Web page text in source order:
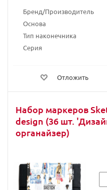
Бренд/Производитель
Основа
Тип наконечника
Серия
Отложить
Набор маркеров
design (36 шт.
органайзер)